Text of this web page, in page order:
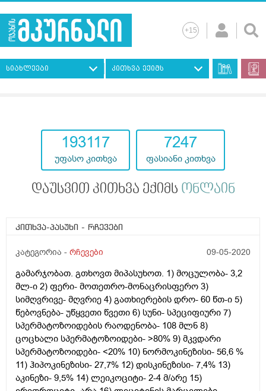
სიახლეები კითხვა ექიმს
193117
უფასო კითხვა
7247
ფასიანი კითხვა
დაუსვით კითხვა ექიმს ონლაინ
კითხვა-პასუხი - რჩევები
კატეგორია - რჩევები 09-05-2020
გამარჯობათ. გთხოვთ მიპასუხოთ. 1) მოცულობა- 3,2
მლ-ი 2) ფერი- მოთეთრო-მონაცრისფერო 3)
სიმღვრივე- მღვრიე 4) გათხიერების დრო- 60 წთ-ი 5)
წებოვნება- უწყვეთი წვეთი 6) სუნი- სპეციფიური 7)
სპერმატოზოიდების რაოდენობა- 108 მლნ 8)
ცოცხალი სპერმატოზოიდები- >80% 9) მკვდარი
სპერმატოზოიდები- <20% 10) ნორმოკინეზისი- 56,6 %
11) ჰიპოკინეზისი- 27,7% 12) დისკინეზისი- 7,4% 13)
აკინეზი- 9,5% 14) ლეიკოციტი- 2-4 მ/არე 15)